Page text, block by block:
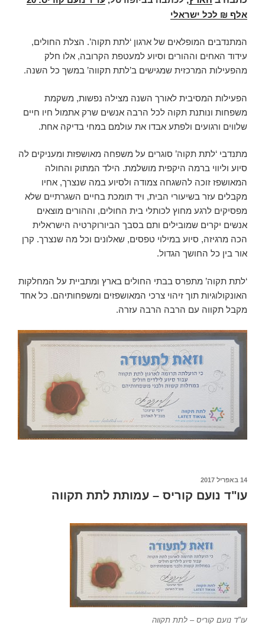
אלף ₪ לכל ישראלי
המתנדבים המופלאים של ארגון ‘לתת תקוה’. הצלת החולים,
עידוד האחים וההורים וסיוע למעטפת הקרובה, אלו חלק
מהפעילות המרכזית שמגישים ב’לתת תקווה’ במשך כל השנה.
הפעילות המסיבית לאורך השנה מצילה נפשות, משקמת
משפחות ונותנת תקוה לכל הרבה אנשים שרק אתמול חיו חיים
שלווים ורגועים ולפתע אבדו את עולמם במחי בדיקה אחת.
מתנדבי ‘לתת תקוה’ סוגרים על משפחה מאושפזת ומעניקים לה
סיוע וליווי ברמה היקפית מושלמת. הילד המתוק והחולה
המאושפז זוכה להשגחה צמודה ולסיוע במה שנצרך, אחיו
מקבלים עזר בשיעורי הבית, ויד תומכת בחיים השגרתיים שלא
מפסיקים לרגע מחוץ לכותלי בית החולים, וההורים מוצאים
אנשים יקרים שמובילים ותם בסבך הביורוקרטיה הישראלית
הכה מרגיזה, סיוע במילוי טפסים, שאלונים וכל מה שנצרך. קרן
אור בין כל החושך הגדול.
‘לתת תקוה’ מתפרס בבתי החולים בארץ ומתביית על המחלקות
האונקולוגיות תוך זיהוי צרכי המאושפזים ומשפחותיהם. כל אחד
מקבל תקווה עם הרבה הרבה עזרה.
פורסם
14 באפריל 2017
עו"ד נועם קוריס – עמותת לתת תקווה
עו"ד נועם קוריס – לתת תקווה